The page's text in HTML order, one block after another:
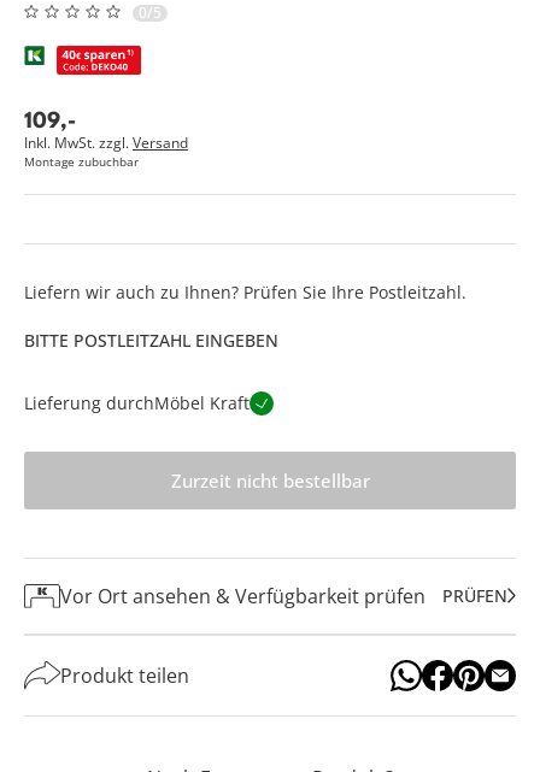
0/5
109,-
Inkl. MwSt. zzgl.Versand
Montage zubuchbar
Liefern wir auch zu Ihnen? Prüfen Sie Ihre Postleitzahl.
BITTE POSTLEITZAHL EINGEBEN
Lieferung durchMöbel Kraft
Zurzeit nicht bestellbar
Vor Ort ansehen & Verfügbarkeit prüfen PRÜFEN
Produkt teilen